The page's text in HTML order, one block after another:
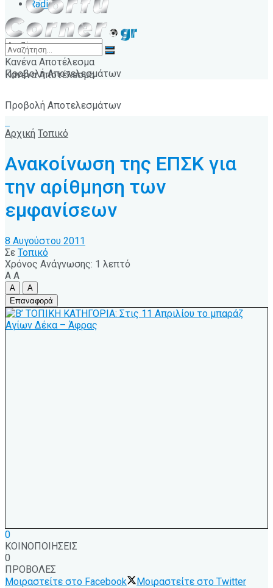
Radio
Κανένα Αποτέλεσμα
Προβολή Αποτελεσμάτων
Κανένα Αποτέλεσμα
Προβολή Αποτελεσμάτων
Αρχική Τοπικό
Ανακοίνωση της ΕΠΣΚ για
την αρίθμηση των
εμφανίσεων
8 Αυγούστου 2011
Σε Τοπικό
Χρόνος Ανάγνωσης: 1 λεπτό
A A
A
A
Επαναφορά
0
ΚΟΙΝΟΠΟΙΗΣΕΙΣ
0
ΠΡΟΒΟΛΕΣ
Μοιραστείτε στο Facebook
Μοιραστείτε στο Twitter